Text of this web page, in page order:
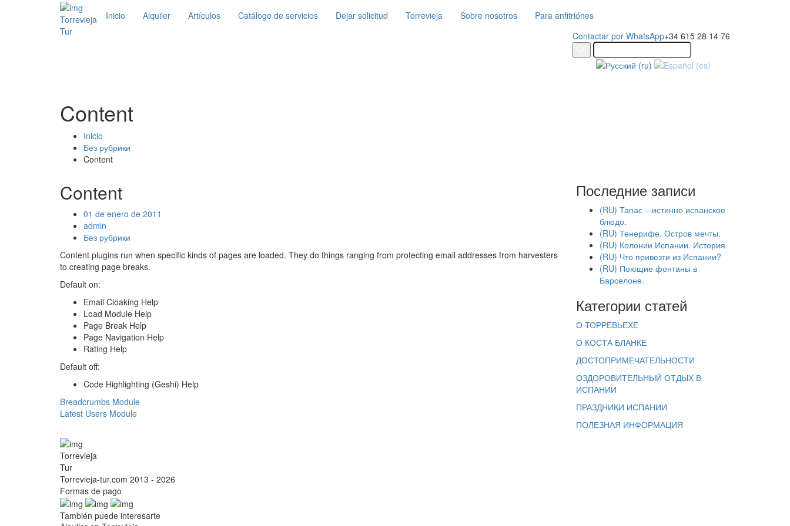
Torrevieja
Tur
Inicio Alquiler Artículos Catálogo de servicios Dejar solicitud Torrevieja Sobre nosotros
Para anfitriónes
Contactar por WhatsApp+34 615 28 14 76
Content
Inicio
Без рубрики
Content
Content
01 de enero de 2011
admin
Без рубрики
Content plugins run when specific kinds of pages are loaded. They do things ranging from protecting email addresses from harvesters
to creating page breaks.
Default on:
Email Cloaking Help
Load Module Help
Page Break Help
Page Navigation Help
Rating Help
Default off:
Code Highlighting (Geshi) Help
Breadcrumbs Module
Latest Users Module
Последние записи
(RU) Тапас – истинно испанское
блюдо.
(RU) Тенерифе. Остров мечты.
(RU) Колонии Испании. История.
(RU) Что привезти из Испании?
(RU) Поющие фонтаны в
Барселоне.
Категории статей
О ТОРРЕВЬЕХЕ
О КОСТА БЛАНКЕ
ДОСТОПРИМЕЧАТЕЛЬНОСТИ
ОЗДОРОВИТЕЛЬНЫЙ ОТДЫХ В
ИСПАНИИ
ПРАЗДНИКИ ИСПАНИИ
ПОЛЕЗНАЯ ИНФОРМАЦИЯ
Torrevieja
Tur
Torrevieja-tur.com 2013 - 2026
Formas de pago
También puede interesarte